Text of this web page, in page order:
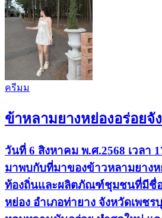
ครีมม
ข้าหลามยางหย่องอร่อยจัง
วันที่ 6 สิงหาคม พ.ศ.2568 เวลา
มาพบกับที่มาของข้าวหลามยาง
ท้องถิ่นและผลิตภัณฑ์ชุมชนที่มีชื่อ
หย่อง อำเภอท่ายาง จังหวัดเพช